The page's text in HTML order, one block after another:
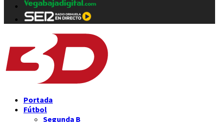
Portada
Fútbol
Segunda B